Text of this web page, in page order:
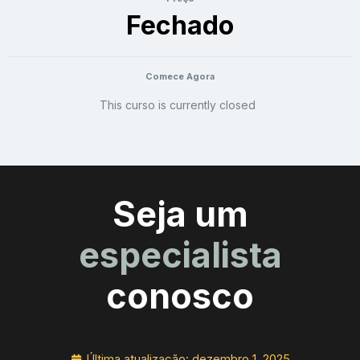
Fechado
Comece Agora
This curso is currently closed
Seja um
especialista
conosco